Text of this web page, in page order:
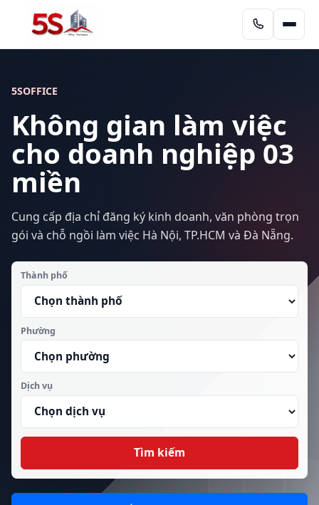
5SOFFICE
Không gian làm việc
cho doanh nghiệp 03
miền
Cung cấp địa chỉ đăng ký kinh doanh, văn phòng trọn
gói và chỗ ngồi làm việc Hà Nội, TP.HCM và Đà Nẵng.
Thành phố
Phường
Dịch vụ
Tìm kiếm